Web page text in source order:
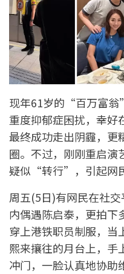
现年61岁的“百万富翁
重度抑郁症困扰，幸好
最终成功走出阴霾，更
圈。不过，刚刚重启演
疑似“转行”，引起网
周五(5日)有网民在社
内偶遇陈启泰，更拍下
穿上港铁职员制服，当
熙来攘往的月台上，手
冲门，一脸认真地协助